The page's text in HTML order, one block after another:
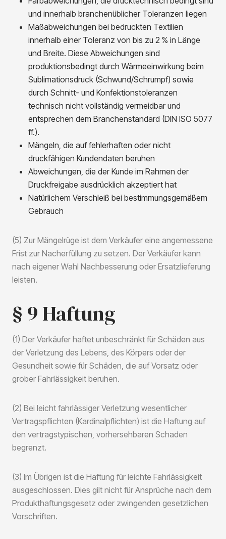
und innerhalb branchenüblicher Toleranzen liegen
Maßabweichungen bei bedruckten Textilien
innerhalb einer Toleranz von bis zu 2 % in Länge
und Breite. Diese Abweichungen sind
produktionsbedingt durch Wärmeeinwirkung beim
Sublimationsdruck (Schwund/Schrumpf) sowie
durch Schnitt- und Konfektionstoleranzen
technisch nicht vollständig vermeidbar und
entsprechen dem Branchenstandard (DIN ISO 5077
ff.).
Mängeln, die auf fehlerhaften oder nicht
druckfähigen Kundendaten beruhen
Abweichungen, die der Kunde im Rahmen der
Druckfreigabe ausdrücklich akzeptiert hat
Natürlichem Verschleiß bei bestimmungsgemäßem
Gebrauch
(5) Zur Mängelrüge ist dem Verkäufer eine angemessene
Frist zur Nacherfüllung zu setzen. Der Verkäufer kann
nach eigener Wahl Nachbesserung oder Ersatzlieferung
leisten.
§ 9 Haftung
(1) Der Verkäufer haftet unbeschränkt für Schäden aus
der Verletzung des Lebens, des Körpers oder der
Gesundheit sowie für Schäden, die auf Vorsatz oder
grober Fahrlässigkeit beruhen.
(2) Bei leicht fahrlässiger Verletzung wesentlicher
Vertragspflichten (Kardinalpflichten) ist die Haftung auf
den vertragstypischen, vorhersehbaren Schaden
begrenzt.
(3) Im Übrigen ist die Haftung für leichte Fahrlässigkeit
ausgeschlossen. Dies gilt nicht für Ansprüche nach dem
Produkthaftungsgesetz oder zwingenden gesetzlichen
Vorschriften.